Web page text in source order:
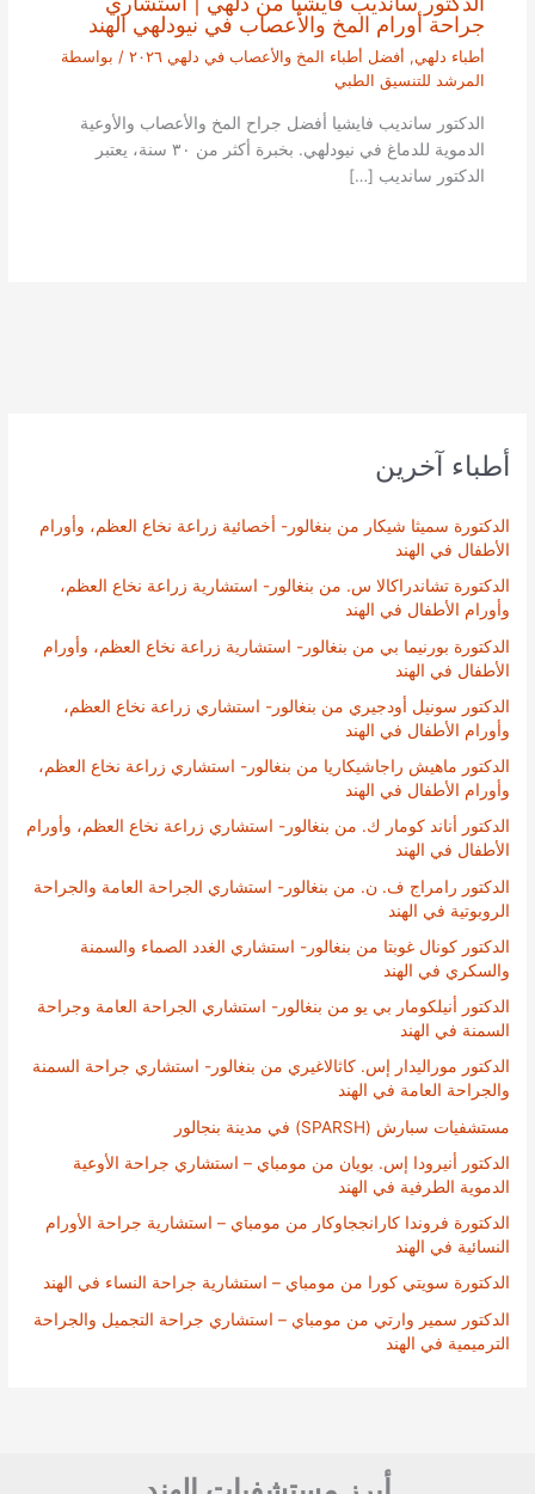
أطباء آخرين
الدكتورة سميثا شيكار من بنغالور- أخصائية زراعة نخاع العظم، وأورام
الأطفال في الهند
الدكتورة تشاندراكالا س. من بنغالور- استشارية زراعة نخاع العظم،
وأورام الأطفال في الهند
الدكتورة بورنيما بي من بنغالور- استشارية زراعة نخاع العظم، وأورام
الأطفال في الهند
الدكتور سونيل أودجيري من بنغالور- استشاري زراعة نخاع العظم،
وأورام الأطفال في الهند
الدكتور ماهيش راجاشيكاريا من بنغالور- استشاري زراعة نخاع العظم،
وأورام الأطفال في الهند
الدكتور أناند كومار ك. من بنغالور- استشاري زراعة نخاع العظم، وأورام
الأطفال في الهند
الدكتور رامراج ف. ن. من بنغالور- استشاري الجراحة العامة والجراحة
الروبوتية في الهند
الدكتور كونال غوبتا من بنغالور- استشاري الغدد الصماء والسمنة
والسكري في الهند
الدكتور أنيلكومار بي يو من بنغالور- استشاري الجراحة العامة وجراحة
السمنة في الهند
الدكتور موراليدار إس. كاثالاغيري من بنغالور- استشاري جراحة السمنة
والجراحة العامة في الهند
مستشفيات سبارش (SPARSH) في مدينة بنجالور
الدكتور أنيرودا إس. بويان من مومباي – استشاري جراحة الأوعية
الدموية الطرفية في الهند
الدكتورة فروندا كارانججاوكار من مومباي – استشارية جراحة الأورام
النسائية في الهند
الدكتورة سويتي كورا من مومباي – استشارية جراحة النساء في الهند
الدكتور سمير وارتي من مومباي – استشاري جراحة التجميل والجراحة
الترميمية في الهند
جراحة أورام المخ والأعصاب في نيودلهي الهند
أطباء دلهي, أفضل أطباء المخ والأعصاب في دلهي ٢٠٢٦
/ بواسطة
المرشد للتنسيق الطبي
الدكتور سانديب فايشيا أفضل جراح المخ والأعصاب والأوعية
الدموية للدماغ في نيودلهي. بخبرة أكثر من ٣٠ سنة، يعتبر
الدكتور سانديب […]